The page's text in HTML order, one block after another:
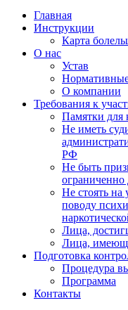
Главная
Инструкции
Карта
О нас
Устав
О компании
Требования к
Памятки для
Не иметь
РФ
Не быть
Не стоять на
поводу
Лица,
Лица,
Подготовка
Процедура
Программа
Контакты